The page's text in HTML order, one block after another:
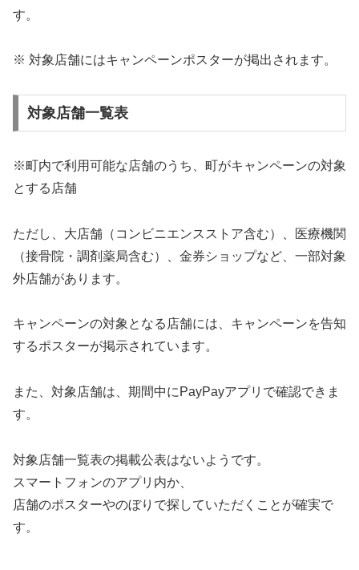
す。
※ 対象店舗にはキャンペーンポスターが掲出されます。
対象店舗一覧表
※町内で利用可能な店舗のうち、町がキャンペーンの対象
とする店舗
ただし、大店舗（コンビニエンスストア含む）、医療機関
（接骨院・調剤薬局含む）、金券ショップなど、一部対象
外店舗があります。
キャンペーンの対象となる店舗には、キャンペーンを告知
するポスターが掲示されています。
また、対象店舗は、期間中にPayPayアプリで確認できま
す。
対象店舗一覧表の掲載公表はないようです。
スマートフォンのアプリ内か、
店舗のポスターやのぼりで探していただくことが確実で
す。